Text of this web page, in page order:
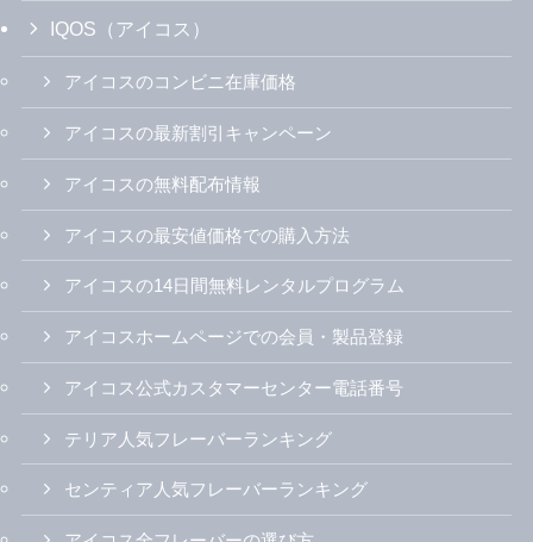
IQOS（アイコス）
アイコスのコンビニ在庫価格
アイコスの最新割引キャンペーン
アイコスの無料配布情報
アイコスの最安値価格での購入方法
アイコスの14日間無料レンタルプログラム
アイコスホームページでの会員・製品登録
アイコス公式カスタマーセンター電話番号
テリア人気フレーバーランキング
センティア人気フレーバーランキング